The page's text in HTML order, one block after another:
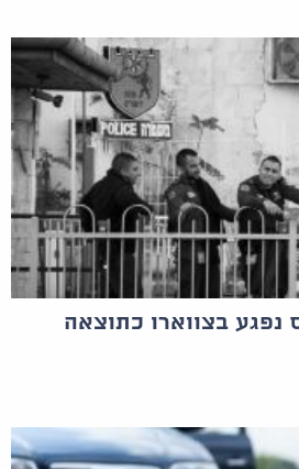
בצווארו כתוצאה